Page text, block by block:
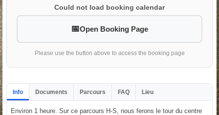
Could not load booking calendar
Open Booking Page
Please use the button above to access the booking page
Info Documents Parcours FAQ Lieu
Environ 1 heure. Sur ce parcours H-S, nous ferons le tour du centre